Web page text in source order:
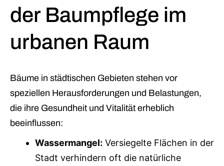
der Baumpflege im
urbanen Raum
Bäume in städtischen Gebieten stehen vor
speziellen Herausforderungen und Belastungen,
die ihre Gesundheit und Vitalität erheblich
beeinflussen:
Wassermangel: Versiegelte Flächen in der
Stadt verhindern oft die natürliche